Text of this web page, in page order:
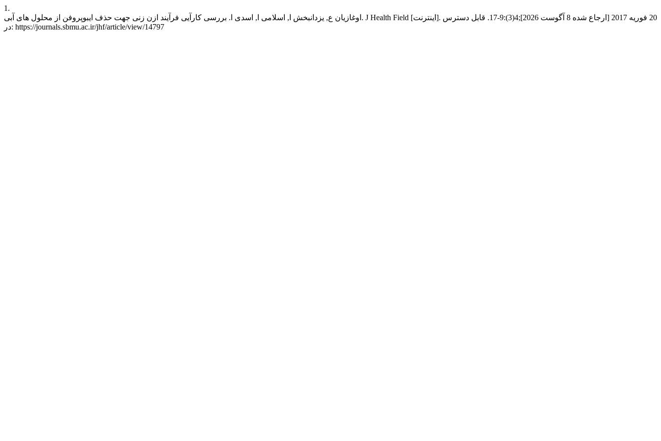
1.
اوغازیان ع, یزدانبخش ا, اسلامی ا, اسدی ا. بررسی کارآیی فرآیند ازن زنی جهت حذف ایبوپروفن از محلول های آبی. J Health Field [اینترنت]. 20 فوریه 2017 [ارجاع شده 8 آگوست 2026];4(3):9-17. قابل دسترس
در: https://journals.sbmu.ac.ir/jhf/article/view/14797